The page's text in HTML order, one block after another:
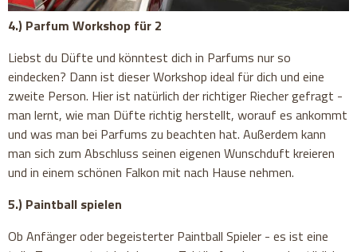
4.) Parfum Workshop für 2
Liebst du Düfte und könntest dich in Parfums nur so
eindecken? Dann ist dieser Workshop ideal für dich und eine
zweite Person. Hier ist natürlich der richtiger Riecher gefragt -
man lernt, wie man Düfte richtig herstellt, worauf es ankommt
und was man bei Parfums zu beachten hat. Außerdem kann
man sich zum Abschluss seinen eigenen Wunschduft kreieren
und in einem schönen Falkon mit nach Hause nehmen.
5.) Paintball spielen
Ob Anfänger oder begeisterter Paintball Spieler - es ist eine